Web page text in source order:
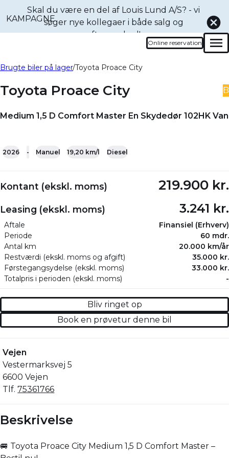
Skal du være en del af Louis Lund A/S? - vi
søger nye kollegaer i både salg og
eftermarked!
Online reservation
Bliv ringet op
Brugte biler på lager Toyota Proace City
Toyota Proace City
Medium 1,5 D Comfort Master En Skydedør 102HK Van
B
KAMPAGNE
2026 - Manuel 19,20 km/l Diesel
Kontant (ekskl. moms) 219.900 kr.
Leasing (ekskl. moms) 3.241 kr.
Aftale
Finansiel (Erhverv)
Periode
60 mdr.
Antal km
20.000 km/år
Restværdi (ekskl. moms og afgift)
35.000 kr.
Førstegangsydelse (ekskl. moms)
33.000 kr.
Totalpris i perioden (ekskl. moms)
-
Bliv ringet op
Book en prøvetur denne bil
Vejen
Vestermarksvej 5
6600 Vejen
Tlf.75361766
Beskrivelse
🚐 Toyota Proace City Medium 1,5 D Comfort Master –